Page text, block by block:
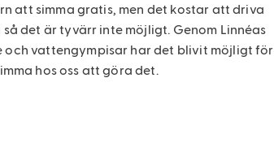
att simma gratis, men det kostar att driva
det är tyvärr inte möjligt. Genom Linnéas
och vattengympisar har det blivit möjligt för
hos oss att göra det.